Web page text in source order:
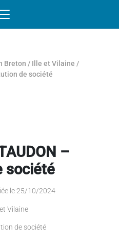
Breton / Ille et Vilaine /
de société
–
société
le 25/10/2024
Vilaine
de société